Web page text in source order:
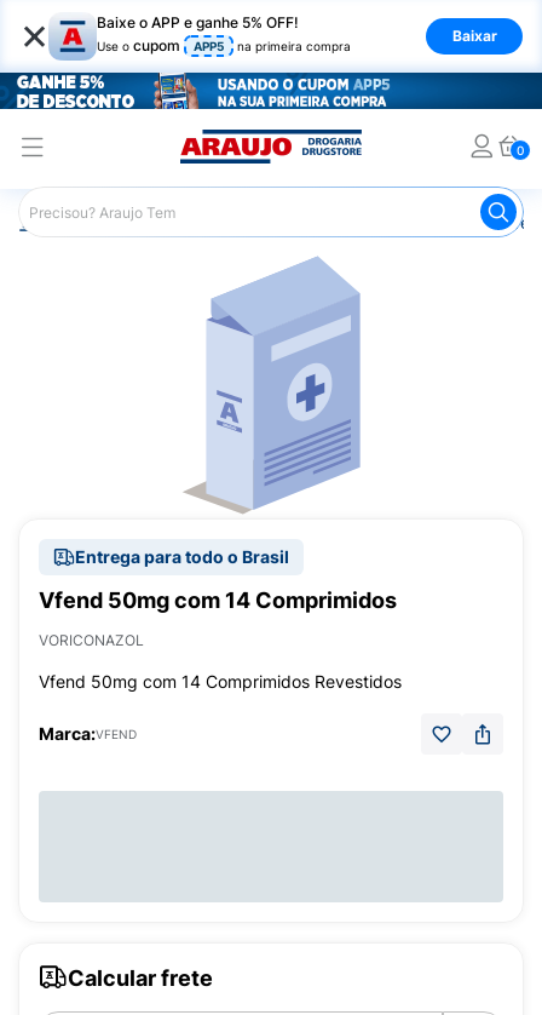
× Baixe o APP e ganhe 5% OFF!
Use o cupom APP5 na primeira compra
Baixar
0
Araujo Medicamentos
Entrega para todo o Brasil
Vfend 50mg com 14 Comprimidos
VORICONAZOL
Vfend 50mg com 14 Comprimidos Revestidos
Marca:VFEND
Calcular frete